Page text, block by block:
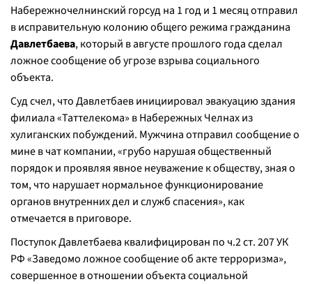
Набережночелнинский горсуд на 1 год и 1 месяц отправил
в исправительную колонию общего режима гражданина
Давлетбаева, который в августе прошлого года сделал
ложное сообщение об угрозе взрыва социального
объекта.
Суд счел, что Давлетбаев инициировал эвакуацию здания
филиала «Таттелекома» в Набережных Челнах из
хулиганских побуждений. Мужчина отправил сообщение о
мине в чат компании, «грубо нарушая общественный
порядок и проявляя явное неуважение к обществу, зная о
том, что нарушает нормальное функционирование
органов внутренних дел и служб спасения», как
отмечается в приговоре.
Поступок Давлетбаева квалифицирован по ч.2 ст. 207 УК
РФ «Заведомо ложное сообщение об акте терроризма»,
совершенное в отношении объекта социальной